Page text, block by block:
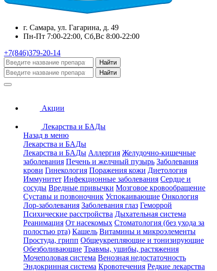
г. Самара, ул. Гагарина, д. 49
Пн-Пт 7:00-22:00, Сб,Вс 8:00-22:00
+7(846)379-20-14
Найти
Найти
Акции
Лекарства и БАДы
Назад в меню
Лекарства и БАДы
Лекарства и БАДы Аллергия Желудочно-кишечные
заболевания Печень и желчный пузырь Заболевания
крови Гинекология Поражения кожи Диетология
Иммунитет Инфекционные заболевания Сердце и
сосуды Вредные привычки Мозговое кровообращение
Суставы и позвоночник Успокаивающие Онкология
Лор-заболевания Заболевания глаз Геморрой
Психические расстройства Дыхательная система
Реанимация От насекомых Стоматология (без ухода за
полостью рта) Кашель Витамины и микроэлементы
Простуда, грипп Общеукрепляющие и тонизирующие
Обезболивающие Травмы, ушибы, растяжения
Мочеполовая система Венозная недостаточность
Эндокринная система Кровотечения Редкие лекарства